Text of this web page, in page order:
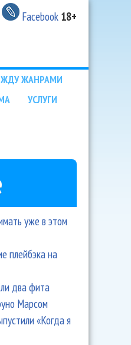
Facebook 18+
ЖАНРАМИ
УСЛУГИ
уже в этом
плейбэка на
два фита
Марсом
«Когда я